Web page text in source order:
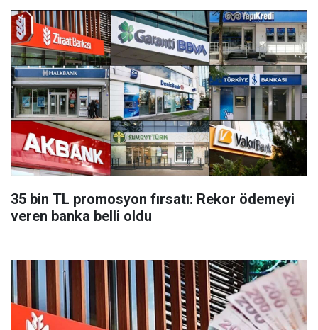
35 bin TL promosyon fırsatı: Rekor ödemeyi
veren banka belli oldu